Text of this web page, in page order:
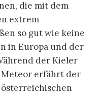
de la razón produce
in ihrer
wird durch die
oder auf einem
mehrdeutig, weil
übersetzt werden